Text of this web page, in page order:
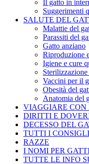
Il gatto in
Suggerimenti
SALUTE DEL
Malattie del
Parassiti del
Gatto anziano
Riproduzione
Igiene e cure
Vaccini per il
Obesità del
Anatomia del
VIAGGIARE CON
DIRITTI E
DECESSO DEL
TUTTI I CONSIGLI
RAZZE
I NOMI PER
TUTTE LE INFO